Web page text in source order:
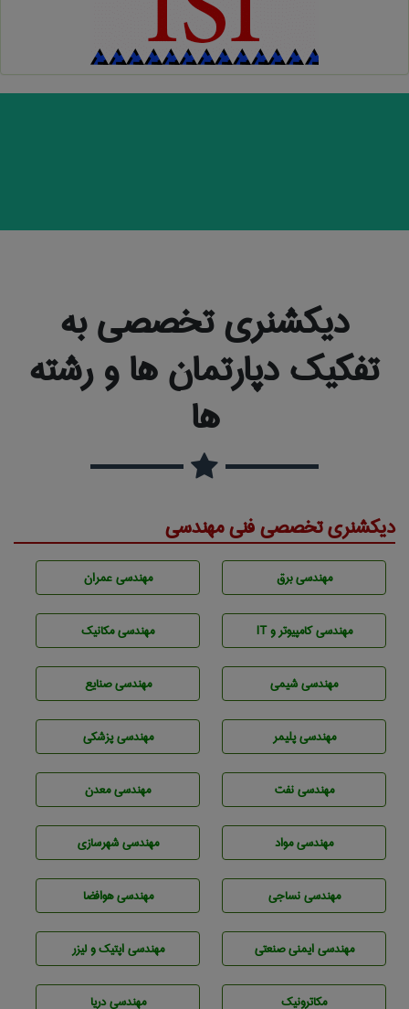
دیکشنری تخصصی به
تفکیک دپارتمان ها و رشته
ها
دیکشنری تخصصی فنی مهندسی
مهندسی برق مهندسی عمران
مهندسی كامپيوتر و IT مهندسی مکانیک
مهندسي شيمی مهندسی صنايع
مهندسی پليمر مهندسی پزشکی
مهندسی نفت مهندسی معدن
مهندسی مواد مهندسی شهرسازی
مهندسي نساجی مهندسی هوافضا
مهندسی ایمنی صنعتی مهندسی اپتیک و لیزر
مکاترونیک مهندسی دریا